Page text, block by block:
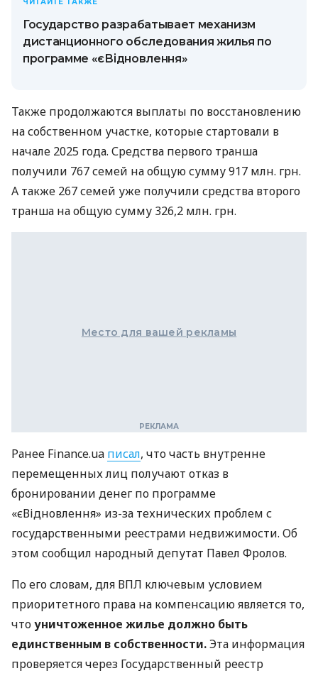
Государство разрабатывает механизм
дистанционного обследования жилья по
программе «єВідновлення»
Также продолжаются выплаты по восстановлению
на собственном участке, которые стартовали в
начале 2025 года. Средства первого транша
получили 767 семей на общую сумму 917 млн. грн.
А также 267 семей уже получили средства второго
транша на общую сумму 326,2 млн. грн.
Место для вашей рекламы
Ранее Finance.ua писал, что часть внутренне
перемещенных лиц получают отказ в
бронировании денег по программе
«єВідновлення» из-за технических проблем с
государственными реестрами недвижимости. Об
этом сообщил народный депутат Павел Фролов.
По его словам, для ВПЛ ключевым условием
приоритетного права на компенсацию является то,
чтоуничтоженное жилье должно быть
единственным в собственности.Эта информация
проверяется через Государственный реестр